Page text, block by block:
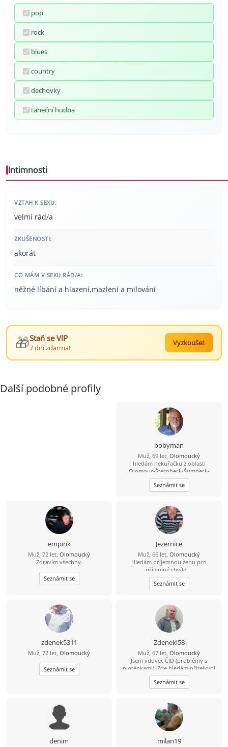
pop
rock
blues
country
dechovky
taneční hudba
Intimnosti
VZTAH K SEXU:
velmi rád/a
ZKUŠENOSTI:
akorát
CO MÁM V SEXU RÁD/A:
něžné líbání a hlazení,mazlení a milování
🎁Staň se VIP
7 dní zdarma!
Vyzkoušet
Další podobné profily
bobyman
Muž, 69 let, Olomoucký
hledám nekuřačku z oblasti
Olomouc-Šternberk-Šumperk-
Konice, 55+(mladší mě prosím
nekontaktujte, nebudu odpovídat),
setkávání se zatím třeba jen o
divadlo, hudba, turistika, výlety na
kole či autem..) i obejmutí se... a
když to bude fungovat tak i častěji,
nebo i společné žití. Žijme TEĎ,
minuty se vlečou, ale roky
nenávratně utíkají,,,
Seznámit se
empirik
Muž, 72 let, Olomoucký
Zdravím všechny.
Seznámit se
Jezernice
Muž, 66 let, Olomoucký
Hledám příjemnou ženu pro
příjemné chvíle....
Seznámit se
zdenek5311
Muž, 72 let, Olomoucký
Seznámit se
Zdenekl58
Muž, 67 let, Olomoucký
Jsem vdovec ČID (problémy s
ploténkami). Zde hledám přítelkyni
se současnou fotkou, později snad i
více, nekuřačku. Z okresů Prostějov,
Olomouc, Vyškov sever, Přerov
Seznámit se
denim milan19